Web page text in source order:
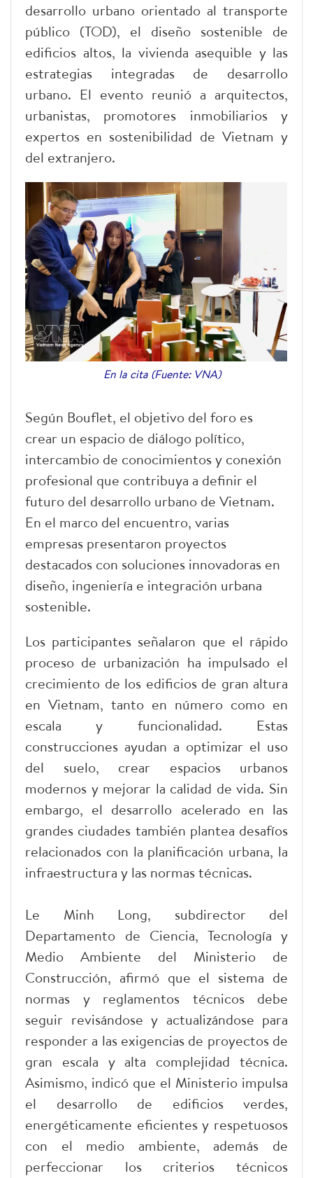
desarrollo urbano orientado al transporte
público (TOD), el diseño sostenible de
edificios altos, la vivienda asequible y las
estrategias integradas de desarrollo
urbano. El evento reunió a arquitectos,
urbanistas, promotores inmobiliarios y
expertos en sostenibilidad de Vietnam y
del extranjero.
En la cita (Fuente: VNA)
Según Bouflet, el objetivo del foro es
crear un espacio de diálogo político,
intercambio de conocimientos y conexión
profesional que contribuya a definir el
futuro del desarrollo urbano de Vietnam.
En el marco del encuentro, varias
empresas presentaron proyectos
destacados con soluciones innovadoras en
diseño, ingeniería e integración urbana
sostenible.
Los participantes señalaron que el rápido
proceso de urbanización ha impulsado el
crecimiento de los edificios de gran altura
en Vietnam, tanto en número como en
escala y funcionalidad. Estas
construcciones ayudan a optimizar el uso
del suelo, crear espacios urbanos
modernos y mejorar la calidad de vida. Sin
embargo, el desarrollo acelerado en las
grandes ciudades también plantea desafíos
relacionados con la planificación urbana, la
infraestructura y las normas técnicas.
Le Minh Long, subdirector del
Departamento de Ciencia, Tecnología y
Medio Ambiente del Ministerio de
Construcción, afirmó que el sistema de
normas y reglamentos técnicos debe
seguir revisándose y actualizándose para
responder a las exigencias de proyectos de
gran escala y alta complejidad técnica.
Asimismo, indicó que el Ministerio impulsa
el desarrollo de edificios verdes,
energéticamente eficientes y respetuosos
con el medio ambiente, además de
perfeccionar los criterios técnicos